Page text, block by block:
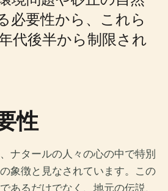
必要性から、これら
代後半から制限され
性
ナタールの人々の心の中で特別
象徴と見なされています。この
あるだけでなく、地元の伝説、